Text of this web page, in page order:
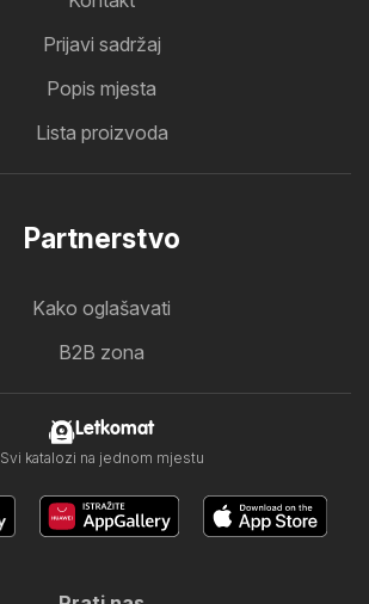
Prijavi sadržaj
Popis mjesta
Lista proizvoda
Partnerstvo
Kako oglašavati
B2B zona
Letkomat
Svi katalozi na jednom mjestu